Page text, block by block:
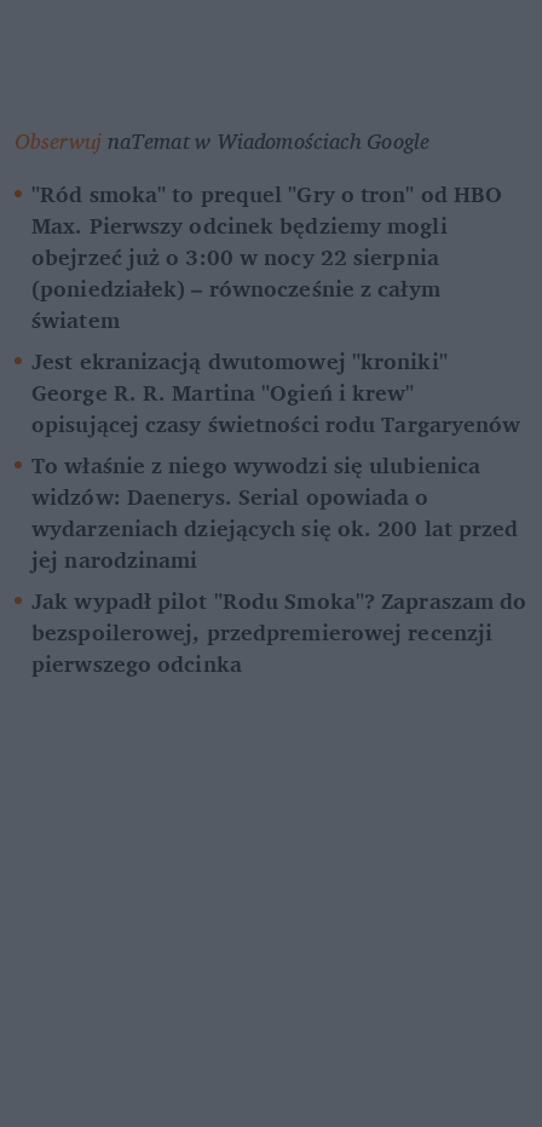
Obserwuj naTemat w Wiadomościach Google
"Ród smoka" to prequel "Gry o tron" od HBO
Max. Pierwszy odcinek będziemy mogli
obejrzeć już o 3:00 w nocy 22 sierpnia
(poniedziałek) – równocześnie z całym
światem
Jest ekranizacją dwutomowej "kroniki"
George R. R. Martina "Ogień i krew"
opisującej czasy świetności rodu Targaryenów
To właśnie z niego wywodzi się ulubienica
widzów: Daenerys. Serial opowiada o
wydarzeniach dziejących się ok. 200 lat przed
jej narodzinami
Jak wypadł pilot "Rodu Smoka"? Zapraszam do
bezspoilerowej, przedpremierowej recenzji
pierwszego odcinka